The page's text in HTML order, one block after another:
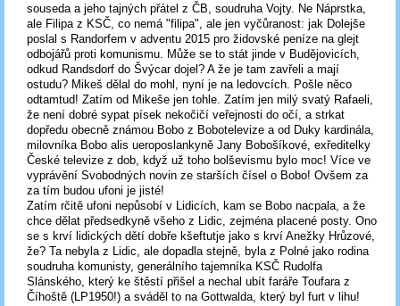
souseda a jeho tajných přátel z ČB, soudruha Vojty. Ne Náprstka,
ale Filipa z KSČ, co nemá "filipa", ale jen vyčůranost: jak Dolejše
poslal s Randorfem v adventu 2015 pro židovské peníze na glejt
odbojářů proti komunismu. Může se to stát jinde v Budějovicích,
odkud Randsdorf do Švýcar dojel? A že je tam zavřeli a mají
ostudu? Mikeš dělal do mohl, nyní je na ledovcích. Pošle něco
odtamtud! Zatím od Mikeše jen tohle. Zatím jen milý svatý Rafaeli,
že není dobré sypat písek nekočičí veřejnosti do očí, a strkat
dopředu obecně známou Bobo z Bobotelevize a od Duky kardinála,
milovníka Bobo alis ueroposlankyně Jany Bobošíkové, exředitelky
České televize z dob, když už toho bolševismu bylo moc! Více ve
vyprávění Svobodných novin ze starších čísel o Bobo! Ovšem za
za tím budou ufoni je jisté!
Zatím rčitě ufoni nepůsobí v Lidicích, kam se Bobo nacpala, a že
chce dělat předsedkyně všeho z Lidic, zejména placené posty. Ono
se s krví lidických dětí dobře kšeftutje jako s krví Anežky Hrůzové,
že? Ta nebyla z Lidic, ale dopadla stejně, byla z Polné jako rodina
soudruha komunisty, generálního tajemníka KSČ Rudolfa
Slánského, který ke štěstí přišel a nechal ubít faráře Toufara z
Číhoště (LP1950!) a sváděl to na Gottwalda, který byl furt v lihu!